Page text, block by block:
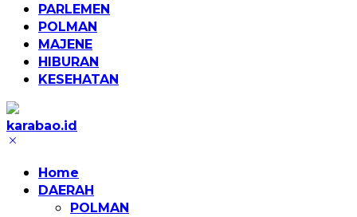
PARLEMEN
POLMAN
MAJENE
HIBURAN
KESEHATAN
karabao.id
Tegas
TajamHome
DAERAH
POLMAN